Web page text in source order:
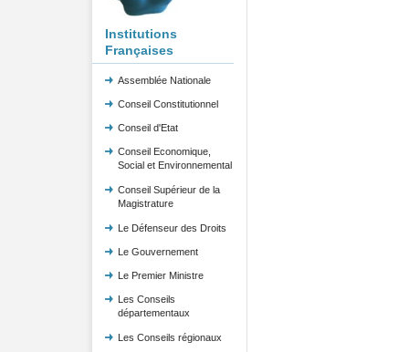
Institutions
Françaises
Assemblée Nationale
Conseil Constitutionnel
Conseil d'Etat
Conseil Economique,
Social et Environnemental
Conseil Supérieur de la
Magistrature
Le Défenseur des Droits
Le Gouvernement
Le Premier Ministre
Les Conseils
départementaux
Les Conseils régionaux